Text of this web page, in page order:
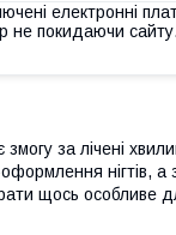
електронні
не покидаючи сайту.
за лічені
нігтів, а
щось